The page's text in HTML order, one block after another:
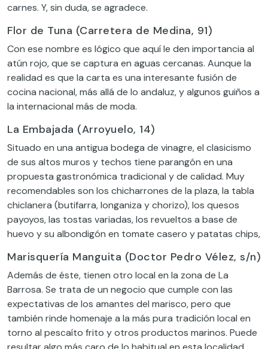
carnes. Y, sin duda, se agradece.
Flor de Tuna (Carretera de Medina, 91)
Con ese nombre es lógico que aquí le den importancia al
atún rojo, que se captura en aguas cercanas. Aunque la
realidad es que la carta es una interesante fusión de
cocina nacional, más allá de lo andaluz, y algunos guiños a
la internacional más de moda.
La Embajada (Arroyuelo, 14)
Situado en una antigua bodega de vinagre, el clasicismo
de sus altos muros y techos tiene parangón en una
propuesta gastronómica tradicional y de calidad. Muy
recomendables son los chicharrones de la plaza, la tabla
chiclanera (butifarra, longaniza y chorizo), los quesos
payoyos, las tostas variadas, los revueltos a base de
huevo y su albondigón en tomate casero y patatas chips,
Marisquería Manguita (Doctor Pedro Vélez, s/n)
Además de éste, tienen otro local en la zona de La
Barrosa. Se trata de un negocio que cumple con las
expectativas de los amantes del marisco, pero que
también rinde homenaje a la más pura tradición local en
torno al pescaíto frito y otros productos marinos. Puede